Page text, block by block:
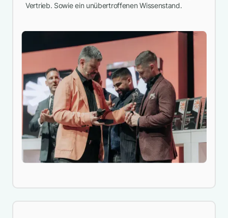
Vertrieb. Sowie ein unübertroffenen Wissenstand.